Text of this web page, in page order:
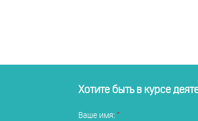
Хотите быть в курсе
Ваше имя: